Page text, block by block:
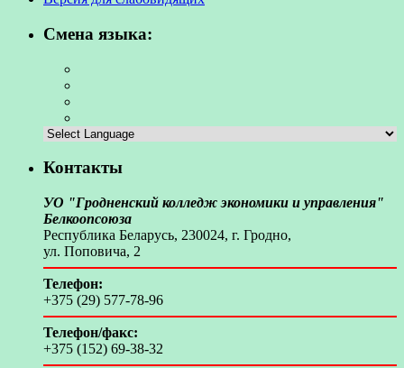
Смена языка:
Контакты
УО "Гродненский колледж экономики и управления"
Белкоопсоюза
Республика Беларусь, 230024, г. Гродно,
ул. Поповича, 2
Телефон:
+375 (29) 577-78-96
Телефон/факс:
+375 (152) 69-38-32